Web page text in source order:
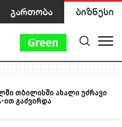
გართობა ბიზნესი
თბილისში ახალი უძრავი
ით გაძვირდა